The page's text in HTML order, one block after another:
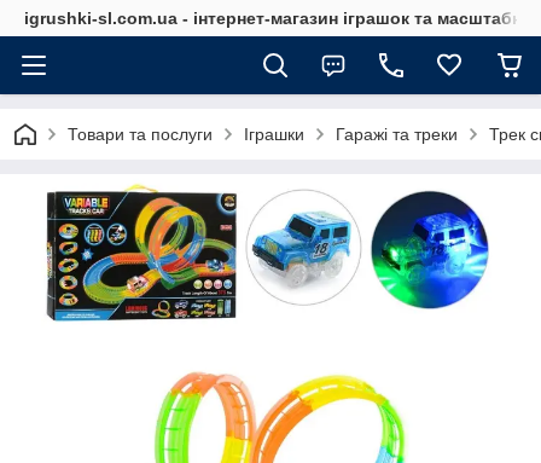
igrushki-sl.com.ua - інтернет-магазин іграшок та
Товари та послуги Іграшки Гаражі та треки Трек